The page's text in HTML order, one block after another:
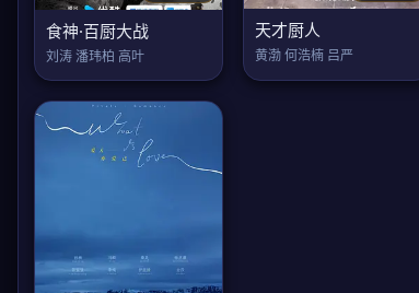
食神·百厨大战
刘涛 潘玮柏 高叶
天才厨人
黄渤 何浩楠 吕严